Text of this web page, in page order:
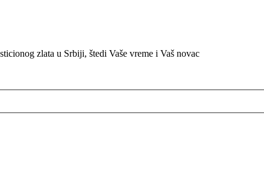
zlata u Srbiji, štedi Vaše vreme i Vaš novac